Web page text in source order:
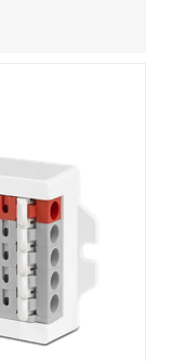
requeridas
las
causar
internas y